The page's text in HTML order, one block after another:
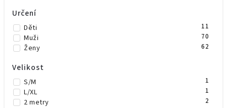
Určení
Děti 11
Muži 70
Ženy 62
Velikost
S/M 1
L/XL 1
2 metry 2